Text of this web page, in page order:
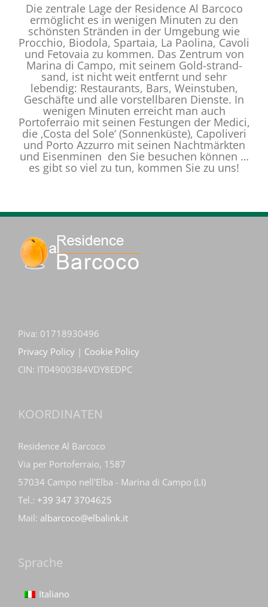
Die zentrale Lage der Residence Al Barcoco
ermöglicht es in wenigen Minuten zu den
schönsten Stränden in der Umgebung wie
Procchio, Biodola, Spartaia, La Paolina, Cavoli
und Fetovaia zu kommen. Das Zentrum von
Marina di Campo, mit seinem Gold-strand-
sand, ist nicht weit entfernt und sehr
lebendig: Restaurants, Bars, Weinstuben,
Geschäfte und alle vorstellbaren Dienste. In
wenigen Minuten erreicht man auch
Portoferraio mit seinen Festungen der Medici,
die ‚Costa del Sole‘ (Sonnenküste), Capoliveri
und Porto Azzurro mit seinen Nachtmärkten
und Eisenminen den Sie besuchen können …
es gibt so viel zu tun, kommen Sie zu uns!
Piva: 01718930496
Privacy Policy | Cookie Policy
CIN: IT049003B4VDY8EDPC
KOORDINATEN
Residence Al Barcoco
Via per Portoferraio, 1587
57034 Campo nell'Elba - Marina di Campo (LI)
Tel.: +39 347 3704625
Mail: albarcoco@elbalink.it
Sprache
Italiano